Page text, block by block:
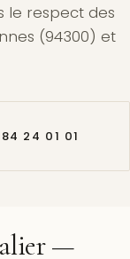
le respect des
(94300) et
24 01 01
—